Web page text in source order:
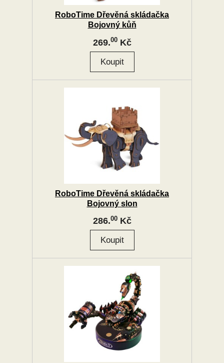
RoboTime Dřevěná skládačka
Bojovný kůň
269.00Kč
RoboTime Dřevěná skládačka
Bojovný slon
286.00Kč